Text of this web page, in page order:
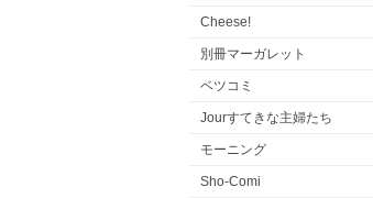
Cheese!
別冊マーガレット
ベツコミ
Jourすてきな主婦たち
モーニング
Sho-Comi